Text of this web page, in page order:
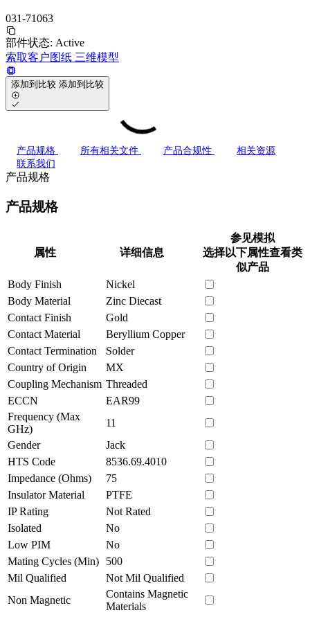
031-71063
部件状态: Active
索取客户图纸 三维模型
添加到比较 添加到比较
产品规格 所有相关文件 产品合规性
相关资源
联系我们
产品规格
产品规格
属性 详细信息
参见模拟
选择以下属性查看类
似产品
Body Finish
Nickel
Body Material
Zinc Diecast
Contact Finish
Gold
Contact Material
Beryllium Copper
Contact Termination
Solder
Country of Origin
MX
Coupling Mechanism Threaded
ECCN
EAR99
Frequency (Max
GHz)
11
Gender
Jack
HTS Code
8536.69.4010
Impedance (Ohms)
75
Insulator Material
PTFE
IP Rating
Not Rated
Isolated
No
Low PIM
No
Mating Cycles (Min)
500
Mil Qualified
Not Mil Qualified
Non Magnetic
Contains Magnetic
Materials